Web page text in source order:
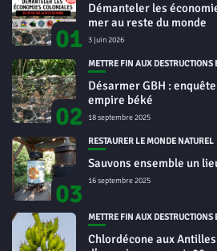
01
Démanteler les
mer au reste du monde
3 juin 2026
02
METTRE FIN AUX DESTRUCTIONS
Désarmer GBH :
empire béké
18 septembre 2025
03
RESTAURER LE MONDE NATUREL
Sauvons ensemble un
16 septembre 2025
METTRE FIN AUX DESTRUCTIONS
Chlordécone aux